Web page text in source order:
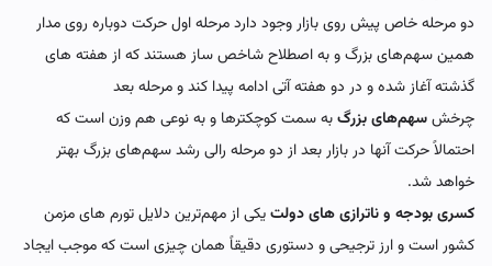
دو مرحله خاص پیش روی بازار وجود دارد مرحله اول حرکت دوباره روی مدار
همین سهم‌های بزرگ و به اصطلاح شاخص ساز هستند که از هفته های
گذشته آغاز شده و در دو هفته آتی ادامه پیدا کند و مرحله بعد
چرخشسهم‌های بزرگبه سمت کوچکترها و به نوعی هم وزن است که
احتمالاً حرکت آنها در بازار بعد از دو مرحله رالی رشد سهم‌های بزرگ بهتر
خواهد شد.
کسری بودجه و ناترازی‌ های دولتیکی از مهم‌ترین دلایل تورم‌ های مزمن
کشور است و ارز ترجیحی و دستوری دقیقاً همان چیزی است که موجب ایجاد